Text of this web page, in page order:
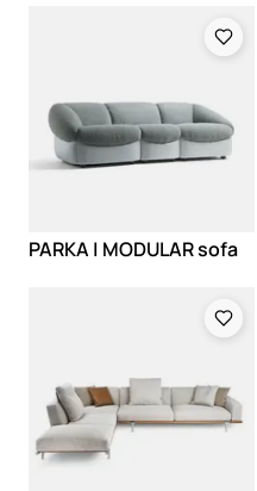
PARKA | MODULAR sofa